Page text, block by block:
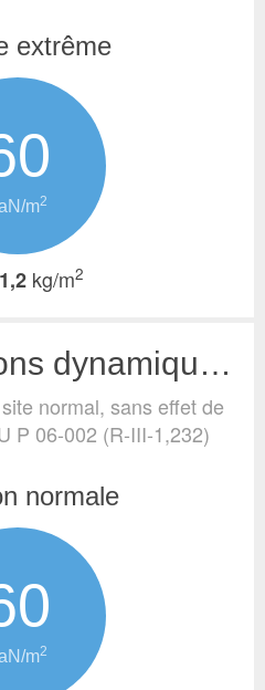
extrême
m2
kg/m2
Calcul pressions dynamiques de base (vent)
normal, sans effet de
P 06-002 (R-III-1,232)
normale
m2